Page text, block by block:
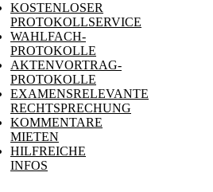
KOSTENLOSER
PROTOKOLLSERVICE
WAHLFACH-
PROTOKOLLE
AKTENVORTRAG-
PROTOKOLLE
EXAMENSRELEVANTE
RECHTSPRECHUNG
KOMMENTARE
MIETEN
HILFREICHE
INFOS